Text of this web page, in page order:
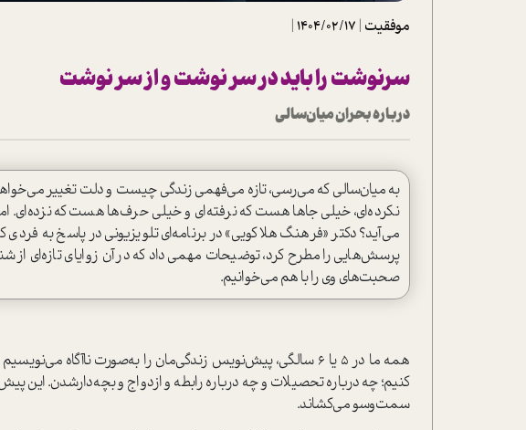
موفقیت |
1404/02/17
|
سرنوشت را باید در سر نوشت و از سر نوشت
درباره بحران میان‌سالی
به میان‌سالی که می‌رسی، تازه می‌فهمی زندگی چیست و دلت تغییر
نکرده‌ای، خیلی جاها هست که نرفته‌ای و خیلی حرف‌ها هست که نزده‌ای.
پرسش‌هایی را مطرح کرد، توضیحات مهمی داد که در آن زوایای تازه‌ای از
صحبت‌های وی را با هم می‌خوانیم.
همه ما در 5 یا 6 سالگی، پیش‌نویس زندگی‌مان را به‌صورت ناآگاه
کنیم؛ چه درباره تحصیلات و چه درباره رابطه و ازدواج و بچه‌دارشدن. این
سمت‌وسو می‌کشاند.